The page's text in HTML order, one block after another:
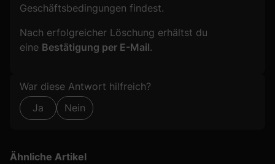
Geschäftsbedingungen findest.
Nach erfolgreicher Löschung erhältst du
eine Bestätigung per E-Mail.
Formular überspringen
War diese Antwort hilfreich?
Ja
Nein
Ähnliche Artikel